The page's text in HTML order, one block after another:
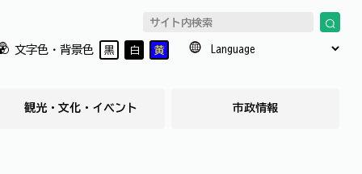
文字色・背景色 黒 白 黄
観光・文化・イベント 市政情報